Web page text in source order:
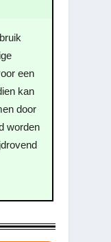
een
kan
door
worden